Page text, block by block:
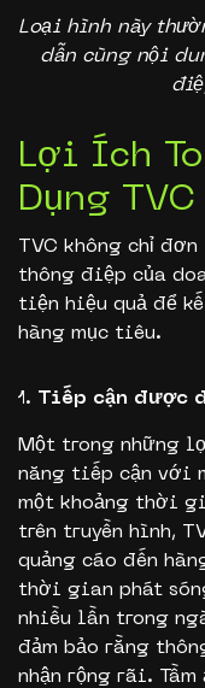
Loại hình này
dẫn cùng nội
Lợi Ích
Dụng
TVC không chỉ
thông điệp của
tiện hiệu quả để
hàng mục tiêu.
Tiếp cận được
Một trong những
năng tiếp cận với
một khoảng thời
trên truyền hình,
quảng cáo đến
thời gian phát
nhiều lần trong
đảm bảo rằng
nhận rộng rãi.